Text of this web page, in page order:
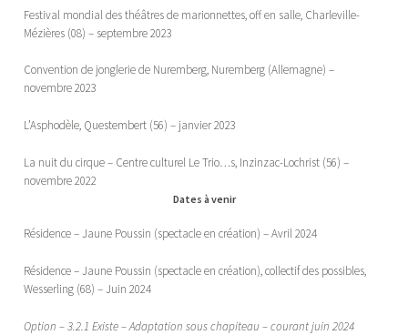
Festival mondial des théâtres de marionnettes, off en salle, Charleville-
Mézières (08) – septembre 2023
Convention de jonglerie de Nuremberg, Nuremberg (Allemagne) –
novembre 2023
L’Asphodèle, Questembert (56) – janvier 2023
La nuit du cirque – Centre culturel Le Trio…s, Inzinzac-Lochrist (56) –
novembre 2022
Dates à venir
Résidence – Jaune Poussin (spectacle en création) – Avril 2024
Résidence – Jaune Poussin (spectacle en création), collectif des possibles,
Wesserling (68) – Juin 2024
Option – 3.2.1 Existe – Adaptation sous chapiteau – courant juin 2024